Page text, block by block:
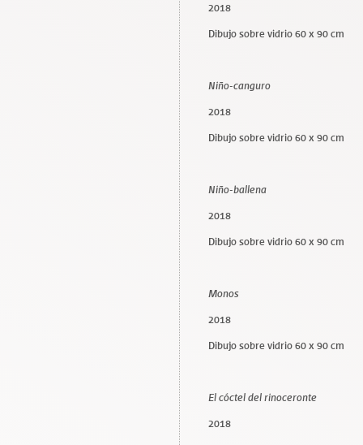
2018
Dibujo sobre vidrio 60 x 90 cm
Niño-canguro
2018
Dibujo sobre vidrio 60 x 90 cm
Niño-ballena
2018
Dibujo sobre vidrio 60 x 90 cm
Monos
2018
Dibujo sobre vidrio 60 x 90 cm
El cóctel del rinoceronte
2018